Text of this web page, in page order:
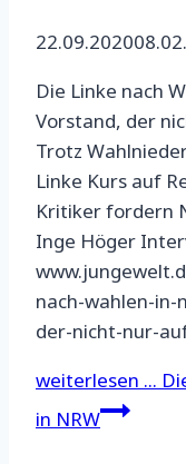
22.09.2020
Die Linke nach
Vorstand, der
Trotz
Linke Kurs auf
Kritiker fordern
Inge Höger
nach-wahlen-in-
der-nicht-nur-
weiterlesen ...
in NRW